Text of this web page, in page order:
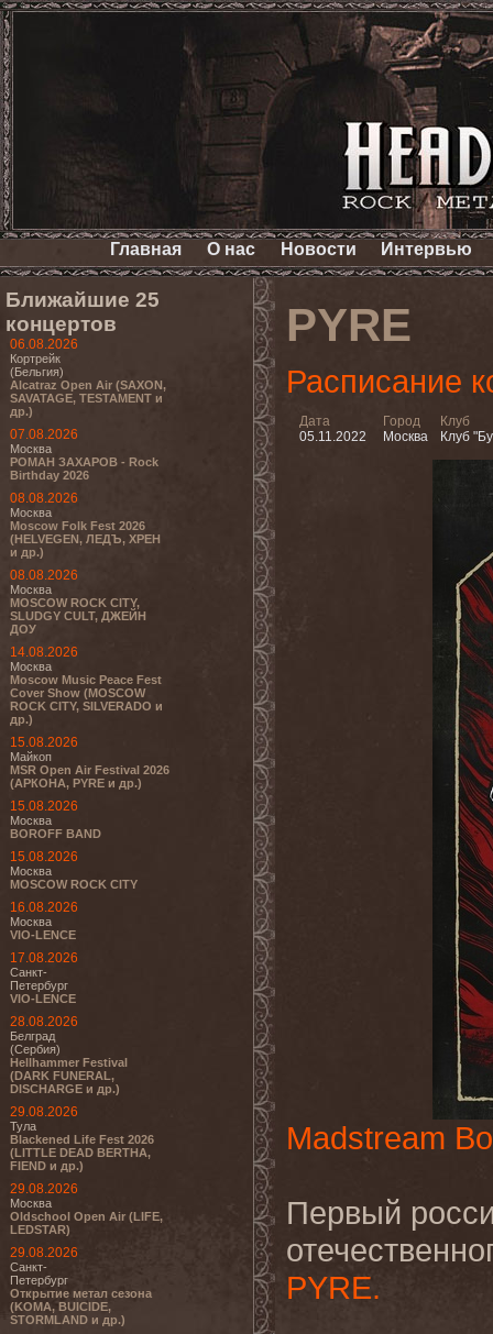
Главная О нас Новости Интервью
Ближайшие 25
концертов
06.08.2026
Кортрейк
(Бельгия)
Alcatraz Open Air (SAXON,
SAVATAGE, TESTAMENT и
др.)
07.08.2026
Москва
РОМАН ЗАХАРОВ - Rock
Birthday 2026
08.08.2026
Москва
Moscow Folk Fest 2026
(HELVEGEN, ЛЕДЪ, ХРЕН
и др.)
08.08.2026
Москва
MOSCOW ROCK CITY,
SLUDGY CULT, ДЖЕЙН
ДОУ
14.08.2026
Москва
Moscow Music Peace Fest
Cover Show (MOSCOW
ROCK CITY, SILVERADO и
др.)
15.08.2026
Майкоп
MSR Open Air Festival 2026
(АРКОНА, PYRE и др.)
15.08.2026
Москва
BOROFF BAND
15.08.2026
Москва
MOSCOW ROCK CITY
16.08.2026
Москва
VIO-LENCE
17.08.2026
Санкт-
Петербург
VIO-LENCE
28.08.2026
Белград
(Сербия)
Hellhammer Festival
(DARK FUNERAL,
DISCHARGE и др.)
29.08.2026
Тула
Blackened Life Fest 2026
(LITTLE DEAD BERTHA,
FIEND и др.)
29.08.2026
Москва
Oldschool Open Air (LIFE,
LEDSTAR)
29.08.2026
Санкт-
Петербург
Открытие метал сезона
(KOMA, BUICIDE,
STORMLAND и др.)
PYRE
Расписание
Дата
05.11.2022
Город
Москва
Клуб
Клуб
Madstream
Первый
PYRE.